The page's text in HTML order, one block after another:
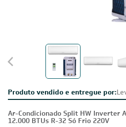
Produto vendido e entregue por:
Ar-Condicionado Split HW Inverter
12.000 BTUs R-32 Só Frio 220V